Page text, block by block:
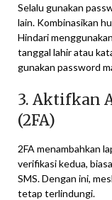
Selalu gunakan
lain. Kombinasikan
Hindari
tanggal lahir atau
gunakan password
3. Aktifkan
(2FA)
2FA menambahkan
verifikasi kedua,
SMS. Dengan ini,
tetap terlindungi.